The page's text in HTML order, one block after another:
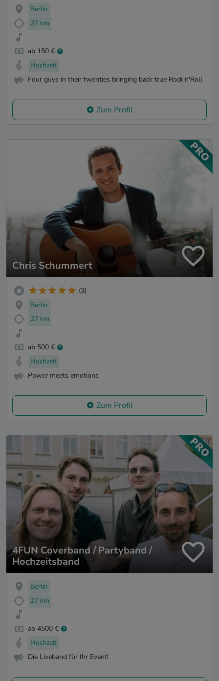
Berlin
27 km
ab 150 €
Hochzeit
Four guys in their twenties bringing back true Rock'n'Roll
Zum Profil
Chris Schummert
(3)
Berlin
27 km
ab 500 €
Hochzeit
Power meets emotions
Zum Profil
4FUN Coverband / Partyband /
Hochzeitsband
Berlin
27 km
ab 4500 €
Hochzeit
Die Liveband für Ihr Event!